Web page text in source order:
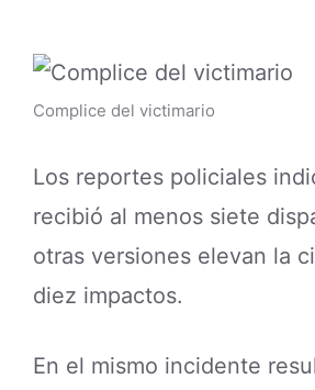
Complice del victimario
Los reportes policiales
recibió al menos siete
otras versiones elevan la
diez impactos.
En el mismo incidente